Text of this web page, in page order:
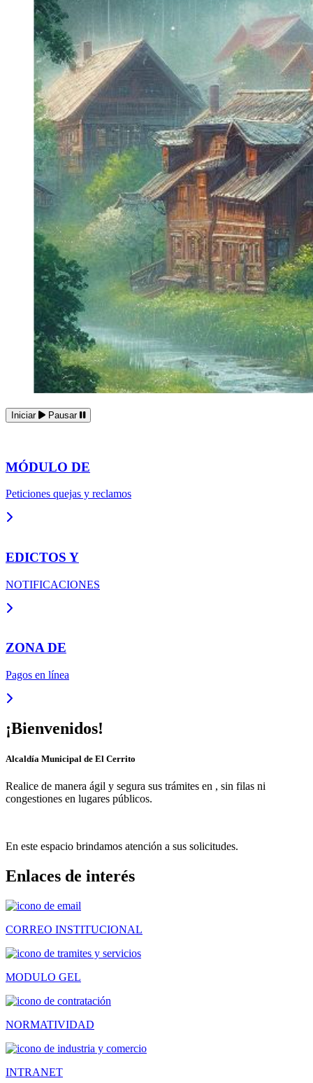
Iniciar Pausar
MÓDULO DE
Peticiones quejas y reclamos
EDICTOS Y
NOTIFICACIONES
ZONA DE
Pagos en línea
¡Bienvenidos!
Alcaldía Municipal de El Cerrito
Realice de manera ágil y segura sus trámites en , sin filas ni
congestiones en lugares públicos.
En este espacio brindamos atención a sus solicitudes.
Enlaces de interés
CORREO INSTITUCIONAL
MODULO GEL
NORMATIVIDAD
INTRANET